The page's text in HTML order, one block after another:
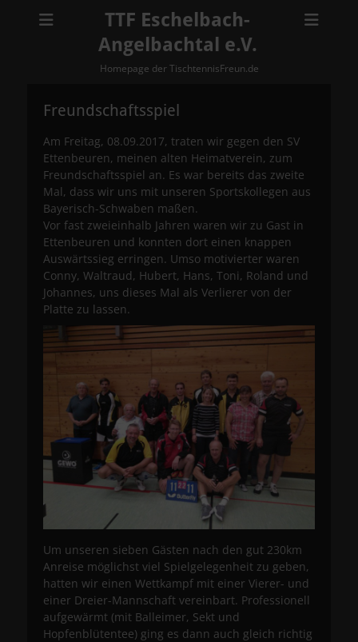
TTF Eschelbach-
Angelbachtal e.V.
Homepage der TischtennisFreun.de
Freundschaftsspiel
Am Freitag, 08.09.2017, traten wir gegen den SV
Ettenbeuren, meinen alten Heimatverein, zum
Freundschaftsspiel an. Es war bereits das zweite
Mal, dass wir uns mit unseren Sportskollegen aus
Bayerisch-Schwaben maßen.
Vor fast zweieinhalb Jahren waren wir zu Gast in
Ettenbeuren und konnten dort einen knappen
Auswärtssieg erringen. Umso motivierter waren
Conny, Waltraud, Hubert, Hans, Toni, Roland und
Johannes, uns dieses Mal als Verlierer von der
Platte zu lassen.
Um unseren sieben Gästen nach den gut 230km
Anreise möglichst viel Spielgelegenheit zu geben,
hatten wir einen Wettkampf mit einer Vierer- und
einer Dreier-Mannschaft vereinbart. Professionell
aufgewärmt (mit Balleimer, Sekt und
Hopfenblütentee) ging es dann auch gleich richtig